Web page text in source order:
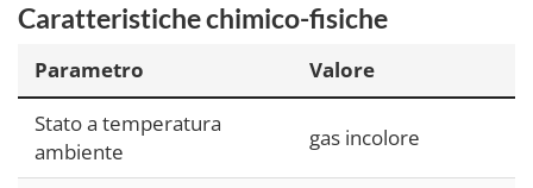
Caratteristiche chimico-fisiche
Parametro
Valore
Stato a temperatura
ambiente
gas incolore